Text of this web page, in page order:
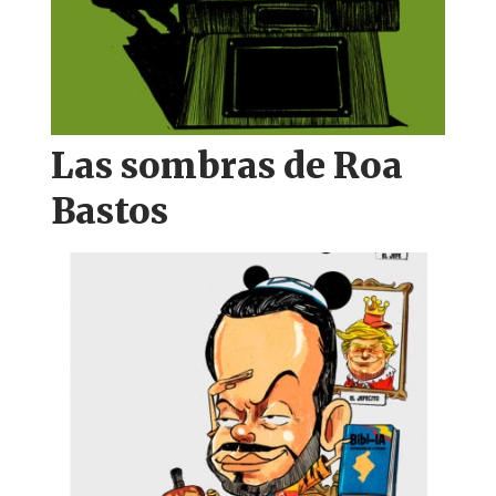
Las sombras de Roa
Bastos